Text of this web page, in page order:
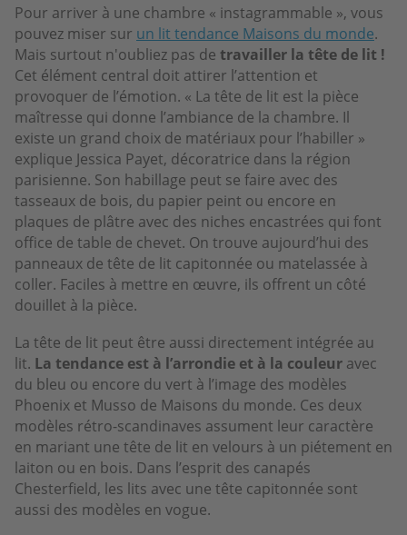
Pour arriver à une chambre « instagrammable », vous
pouvez miser sur un lit tendance Maisons du monde.
Mais surtout n'oubliez pas de travailler la tête de lit !
Cet élément central doit attirer l’attention et
provoquer de l’émotion. « La tête de lit est la pièce
maîtresse qui donne l’ambiance de la chambre. Il
existe un grand choix de matériaux pour l’habiller »
explique Jessica Payet, décoratrice dans la région
parisienne. Son habillage peut se faire avec des
tasseaux de bois, du papier peint ou encore en
plaques de plâtre avec des niches encastrées qui font
office de table de chevet. On trouve aujourd’hui des
panneaux de tête de lit capitonnée ou matelassée à
coller. Faciles à mettre en œuvre, ils offrent un côté
douillet à la pièce.
La tête de lit peut être aussi directement intégrée au
lit. La tendance est à l’arrondie et à la couleur avec
du bleu ou encore du vert à l’image des modèles
Phoenix et Musso de Maisons du monde. Ces deux
modèles rétro-scandinaves assument leur caractère
en mariant une tête de lit en velours à un piétement en
laiton ou en bois. Dans l’esprit des canapés
Chesterfield, les lits avec une tête capitonnée sont
aussi des modèles en vogue.